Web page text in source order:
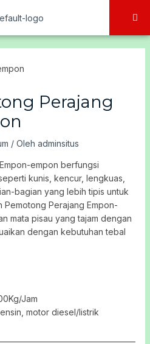
Perajang
/ Oleh adminsitus
empon berfungsi
kunis, kencur, lengkuas,
bagian yang lebih tipis untuk
Pemotong Perajang Empon-
mata pisau yang tajam dengan
dengan kebutuhan tebal
Jam
motor diesel/listrik